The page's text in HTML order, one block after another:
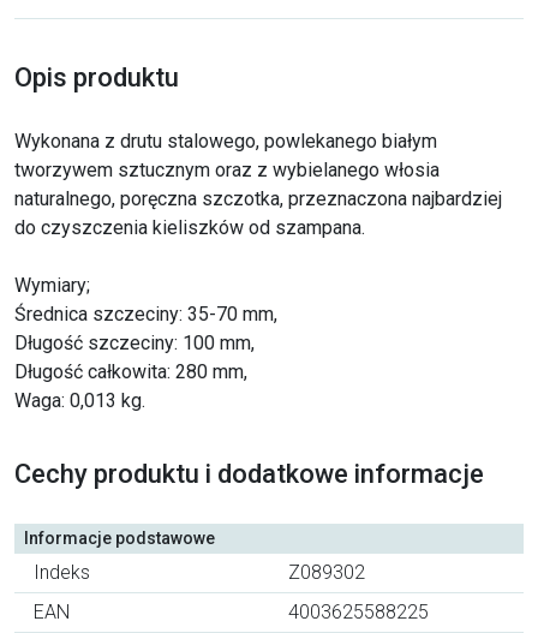
Opis produktu
Wykonana z drutu stalowego, powlekanego białym
tworzywem sztucznym oraz z wybielanego włosia
naturalnego, poręczna szczotka, przeznaczona najbardziej
do czyszczenia kieliszków od szampana.
Wymiary;
Średnica szczeciny: 35-70 mm,
Długość szczeciny: 100 mm,
Długość całkowita: 280 mm,
Waga: 0,013 kg.
Cechy produktu i dodatkowe informacje
Informacje podstawowe
Indeks
Z089302
EAN
4003625588225